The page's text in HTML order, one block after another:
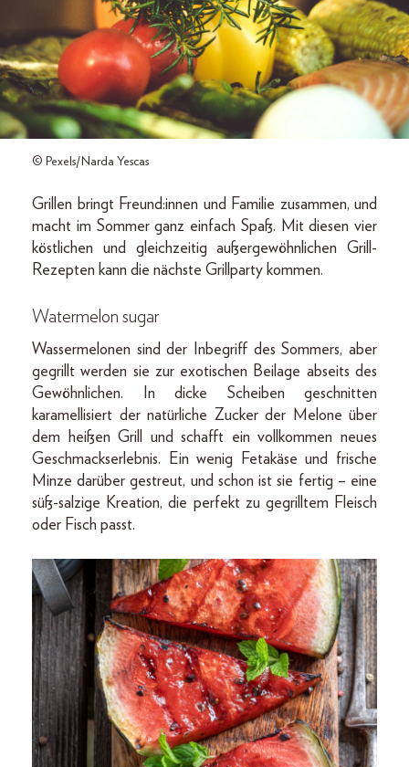
© Pexels/Narda Yescas
Grillen bringt Freund:innen und Familie zusammen, und
macht im Sommer ganz einfach Spaß. Mit diesen vier
köstlichen und gleichzeitig außergewöhnlichen Grill-
Rezepten kann die nächste Grillparty kommen.
Watermelon sugar
Wassermelonen sind der Inbegriff des Sommers, aber
gegrillt werden sie zur exotischen Beilage abseits des
Gewöhnlichen. In dicke Scheiben geschnitten
karamellisiert der natürliche Zucker der Melone über
dem heißen Grill und schafft ein vollkommen neues
Geschmackserlebnis. Ein wenig Fetakäse und frische
Minze darüber gestreut, und schon ist sie fertig – eine
süß-salzige Kreation, die perfekt zu gegrilltem Fleisch
oder Fisch passt.